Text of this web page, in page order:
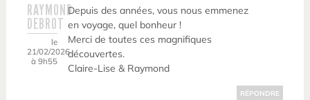
RAYMOND
DEBROT
le
21/02/2026
à 9h55
Depuis des années, vous nous emmenez
en voyage, quel bonheur !
Merci de toutes ces magnifiques
découvertes.
Claire-Lise & Raymond
RÉPONDRE